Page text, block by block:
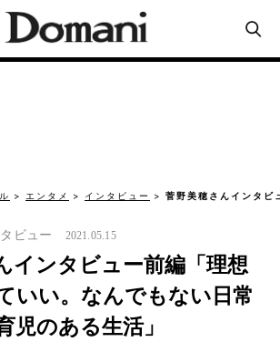
エンタメ インタビュー 菅野美穂さんインタビ
ビュー 2021.05.15
インタビュー前編「理想
いい。なんでもない日常
児のある生活」